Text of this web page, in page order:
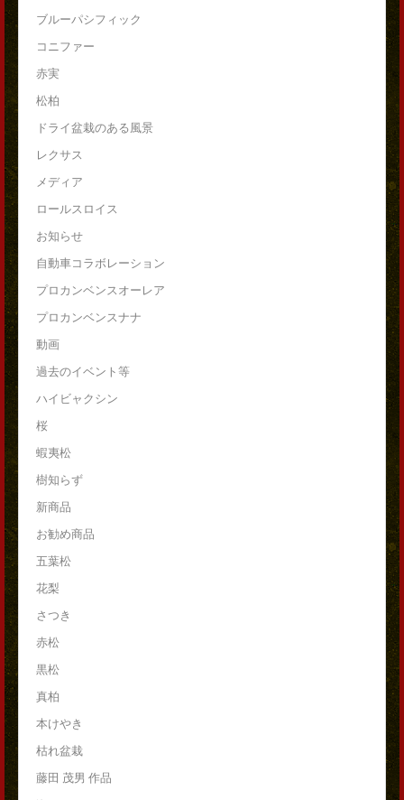
ブルーパシフィック
コニファー
赤実
松柏
ドライ盆栽のある風景
レクサス
メディア
ロールスロイス
お知らせ
自動車コラボレーション
プロカンベンスオーレア
プロカンベンスナナ
動画
過去のイベント等
ハイビャクシン
桜
蝦夷松
樹知らず
新商品
お勧め商品
五葉松
花梨
さつき
赤松
黒松
真柏
本けやき
枯れ盆栽
藤田 茂男 作品